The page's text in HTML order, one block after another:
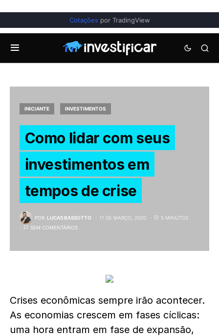
Cotações por TradingView
INICIANTE INVESTIMENTOS
Como lidar com seus
investimentos em
tempos de crise
POR LUCAS BASSOTTO 11 DE MARÇO, 2020
5 MINUTOS
SEM COMENTÁRIOS
Crises econômicas sempre irão acontecer.
As economias crescem em fases cíclicas:
uma hora entram em fase de expansão,